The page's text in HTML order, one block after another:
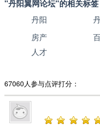
"丹阳翼网论坛"的相关标签
丹阳
房产
人才
67060人参与点评打分：